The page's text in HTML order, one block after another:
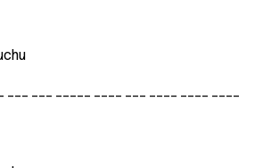
___ ___ _____ ____ ___ ____ ____ ____